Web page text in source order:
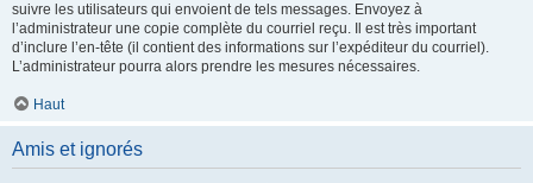
suivre les utilisateurs qui envoient de tels messages. Envoyez à
l’administrateur une copie complète du courriel reçu. Il est très important
d’inclure l’en-tête (il contient des informations sur l’expéditeur du courriel).
L’administrateur pourra alors prendre les mesures nécessaires.
Haut
Amis et ignorés